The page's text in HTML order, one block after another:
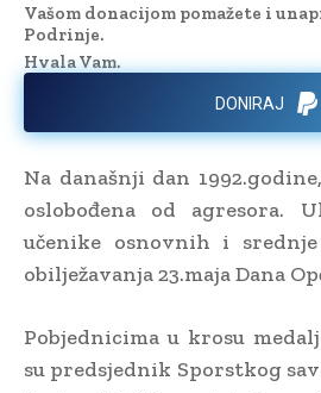
Vašom donacijom pomažete i
Podrinje.
Hvala Vam.
DONIRAJ
Na današnji dan
oslobođena od agresora.
učenike osnovnih i
obilježavanja 23.maja Dana
Pobjednicima u krosu
su predsjednik Sporstkog